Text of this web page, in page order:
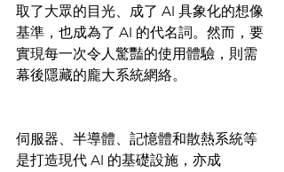
取了大眾的目光、成了 AI 具象化的想像
基準，也成為了 AI 的代名詞。然而，要
實現每一次令人驚豔的使用體驗，則需
幕後隱藏的龐大系統網絡。
伺服器、半導體、記憶體和散熱系統等
是打造現代 AI 的基礎設施，亦成